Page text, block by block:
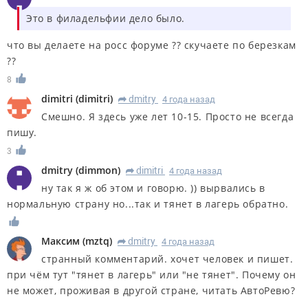
Это в филадельфии дело было.
что вы делаете на росс форуме ?? скучаете по березкам
??
8
dimitri (dimitri) R dmitry 4 года назад
Смешно. Я здесь уже лет 10-15. Просто не всегда
пишу.
3
dmitry (dimmon) R dimitri 4 года назад
ну так я ж об этом и говорю. )) вырвались в
нормальную страну но...так и тянет в лагерь обратно.
Максим (mztq) R dmitry 4 года назад
странный комментарий. хочет человек и пишет.
при чём тут "тянет в лагерь" или "не тянет". Почему он
не может, проживая в другой стране, читать АвтоРевю?